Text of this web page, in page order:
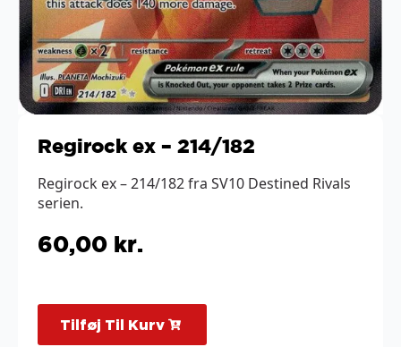
Regirock ex – 214/182
Regirock ex – 214/182 fra SV10 Destined Rivals
serien.
60,00 kr.
Tilføj Til Kurv